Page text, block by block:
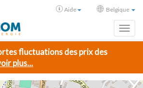
Aide Belgique
fluctuations des prix des
plus...